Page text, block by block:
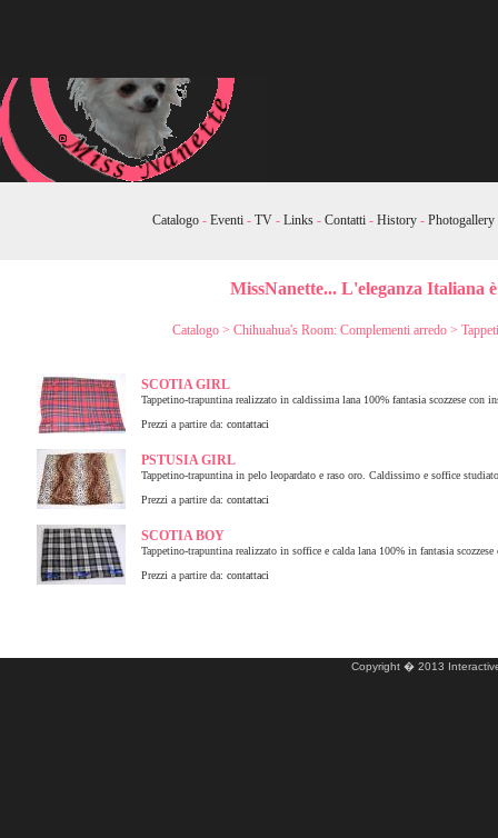
Catalogo- Eventi- TV- Links- Contatti- History- Photogallery
MissNanette... L'eleganza Italiana
Catalogo > Chihuahua's Room: Complementi arredo >
SCOTIA GIRL
Tappetino-trapuntina realizzato in caldissima lana 100% fantasia scozzese
Prezzi a partire da: contattaci
PSTUSIA GIRL
Tappetino-trapuntina in pelo leopardato e raso oro. Caldissimo e soffice
Prezzi a partire da: contattaci
SCOTIA BOY
Tappetino-trapuntina realizzato in soffice e calda lana 100% in fantasia
Prezzi a partire da: contattaci
Copyright � 2013